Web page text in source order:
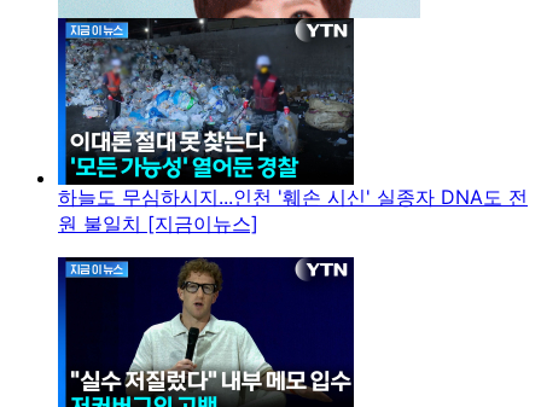
하늘도 무심하시지...인천 '훼손 시신' 실종자 DNA도 전
원 불일치 [지금이뉴스]